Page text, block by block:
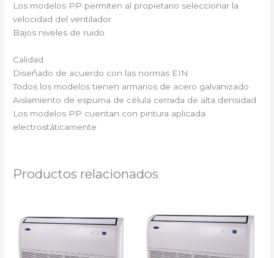
Los modelos PP permiten al propietario seleccionar la
velocidad del ventilador
Bajos niveles de ruido
Calidad
Diseñado de acuerdo con las normas EIN
Todos los modelos tienen armarios de acero galvanizado
Aislamiento de espuma de célula cerrada de alta densidad
Los modelos PP cuentan con pintura aplicada
electrostáticamente
Productos relacionados